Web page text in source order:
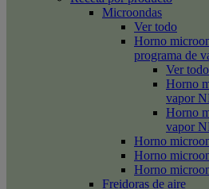
Microondas
Ver todo
Horno
programa de
Ver todo
Horno
vapor
Horno
vapor
Horno
Horno
Horno
Freidoras de aire